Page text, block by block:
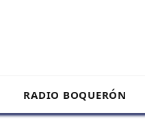
RADIO BOQUERÓN